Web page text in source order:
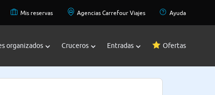
Mis reservas Agencias Carrefour Viajes Ayuda
organizados Cruceros Entradas Ofertas